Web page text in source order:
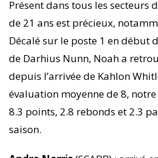
Présent dans tous les secteurs
de 21 ans est précieux,
Décalé sur le poste 1 en début
de Darhius Nunn, Noah a
depuis l’arrivée de Kahlon
évaluation moyenne de 8,
8.3 points, 2.8 rebonds et 2.3
saison.